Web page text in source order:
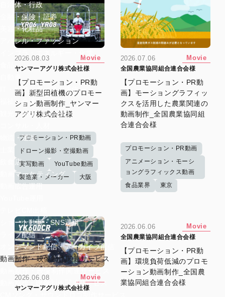
自治体・行政
金融・保険・証券
美容・化粧品
アパレル・ファッション
インフラ・エネルギー・化学
自動車
IT・ソフトウェア・通信
福祉・介護
観光・旅行・レジャー
物流・運送
飲食店
動画マーケティング
動画広告運用
ショート動画・SNS運用
ライブ配信
オンデマンド配信・アーカイブ配信
動画制作・映像制作関連サービス
動画制作・映像制作関連サービス
2026.08.03 Movie
ヤンマーアグリ株式会社様
【プロモーション・PR動
画】新型田植機のプロモー
ション動画制作_ヤンマー
アグリ株式会社様
プロモーション・PR動画
ドローン撮影・空撮動画
実写動画
YouTube動画
製造業・メーカー
大阪
2026.07.06 Movie
全国農業協同組合連合会様
【プロモーション・PR動
画】モーショングラフィッ
クスを活用した農業関連の
動画制作_全国農業協同組
合連合会様
プロモーション・PR動画
アニメーション・モーシ
ョングラフィックス動画
食品業界
東京
2026.06.08 Movie
ヤンマーアグリ株式会社様
2026.06.06 Movie
全国農業協同組合連合会様
【プロモーション・PR動
画】環境負荷低減のプロモ
ーション動画制作_全国農
業協同組合連合会様